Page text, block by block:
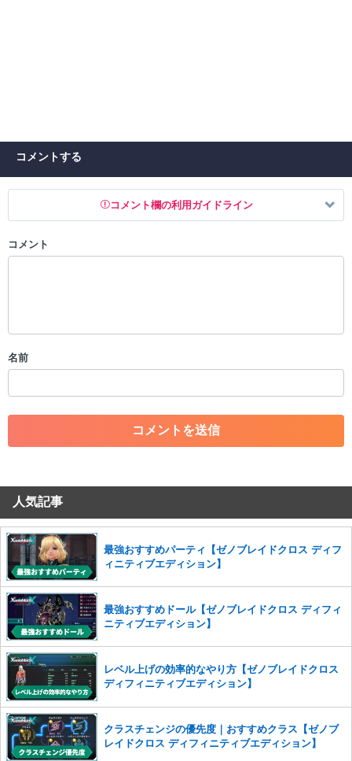
コメントする
コメント欄の利用ガイドライン
以下の書き込みを禁止とし、場合によってはコメント削除や書き込み制
・一度削除された投稿を再び投稿すること
・アカウントの売買など金銭が絡む内容の投稿
・各ゲームのネタバレを含む内容の投稿
・その他、管理者が不適切と判断した投稿
コメントの削除を申請する
せていただきます。ご了承ください。
※一度削除したコメントは復元ができませんのでご注意くだ
さい。
また、過度な利用規約の違反や、弊社に損害の及ぶ内容の書き込みがあ
った場合は、法的措置をとらせていただく場合もございますので、あら
かじめご理解くださいませ。
コメント
名前
人気記事
最強おすすめパーティ【ゼノブレイドクロス ディフ
ィニティブエディション】
最強おすすめドール【ゼノブレイドクロス ディフィ
ニティブエディション】
レベル上げの効率的なやり方【ゼノブレイドクロス
ディフィニティブエディション】
クラスチェンジの優先度｜おすすめクラス【ゼノブ
レイドクロス ディフィニティブエディション】